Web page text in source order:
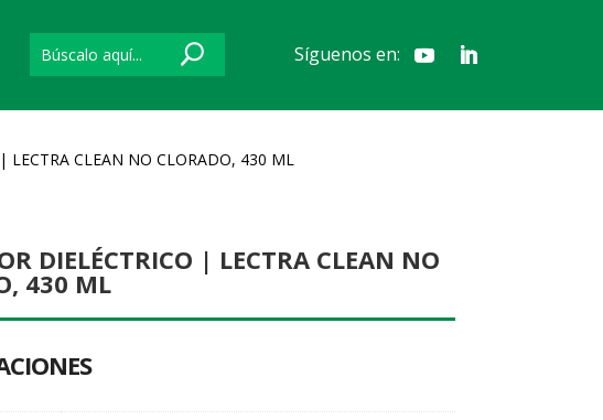
Síguenos en:
LECTRA CLEAN NO CLORADO, 430 ML
DIELÉCTRICO | LECTRA CLEAN NO
430 ML